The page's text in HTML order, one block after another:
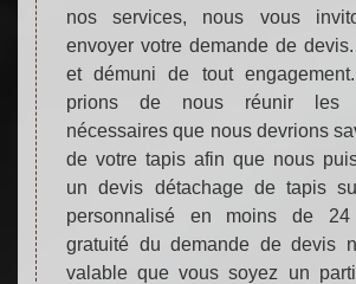
nos services, nous vous
envoyer votre demande de devis.
et démuni de tout
prions de nous réunir les
nécessaires que nous devrions
de votre tapis afin que nous
un devis détachage de tapis
personnalisé en moins de
gratuité du demande de devis
valable que vous soyez un